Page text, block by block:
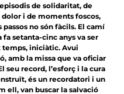
de solidaritat, de
dolor i de moments foscos,
no són fàcils. El camí
fa setanta-cinc anys va ser
temps, iniciàtic. Avui
amb la missa que va oficiar
seu record, l’esforç i la cura
és un recordatori i un
ell, van buscar la salvació